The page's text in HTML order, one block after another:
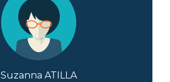
Suzanna ATILLA